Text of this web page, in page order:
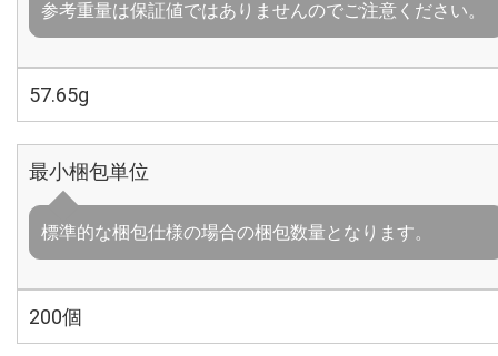
参考重量は保証値ではありませんのでご注意ください。
57.65g
最小梱包単位
標準的な梱包仕様の場合の梱包数量となります。
200個